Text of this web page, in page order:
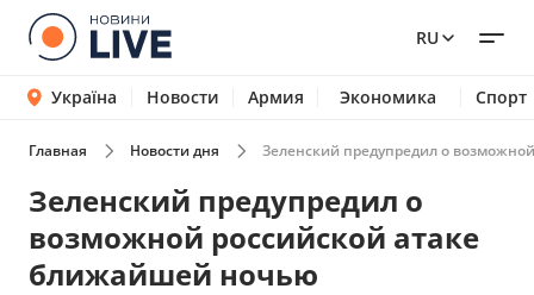
RU
Україна Новости Армия Экономика Спорт
Главная Новости дня Зеленский предупредил о
Зеленский предупредил о
возможной российской атаке
ближайшей ночью